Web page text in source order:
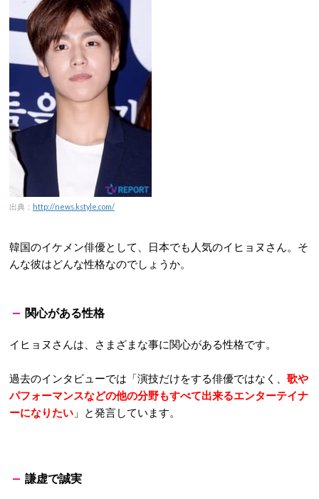
出典： http://news.kstyle.com/
韓国のイケメン俳優として、日本でも人気のイヒョヌさん。そ
んな彼はどんな性格なのでしょうか。
関心がある性格
イヒョヌさんは、さまざまな事に関心がある性格です。
過去のインタビューでは「演技だけをする俳優ではなく、 歌や
パフォーマンスなどの他の分野もすべて出来るエンターテイナ
ーになりたい 」と発言しています。
謙虚で誠実